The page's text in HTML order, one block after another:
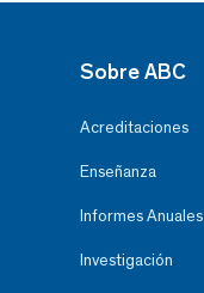
Sobre ABC
Acreditaciones
Enseñanza
Informes Anuales
Investigación